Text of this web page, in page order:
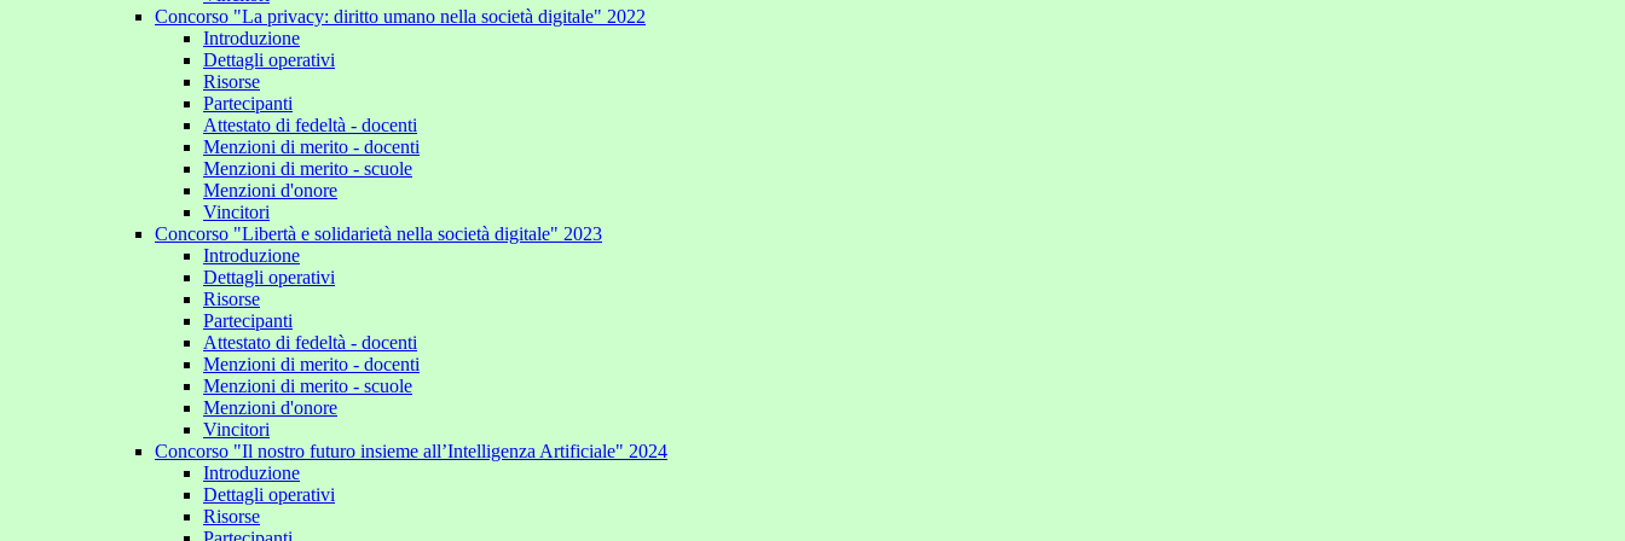
Concorso "La privacy: diritto umano nella società digitale" 2022
Introduzione
Dettagli operativi
Risorse
Partecipanti
Attestato di fedeltà - docenti
Menzioni di merito - docenti
Menzioni di merito - scuole
Menzioni d'onore
Vincitori
Concorso "Libertà e solidarietà nella società digitale" 2023
Introduzione
Dettagli operativi
Risorse
Partecipanti
Attestato di fedeltà - docenti
Menzioni di merito - docenti
Menzioni di merito - scuole
Menzioni d'onore
Vincitori
Concorso "Il nostro futuro insieme all’Intelligenza Artificiale" 2024
Introduzione
Dettagli operativi
Risorse